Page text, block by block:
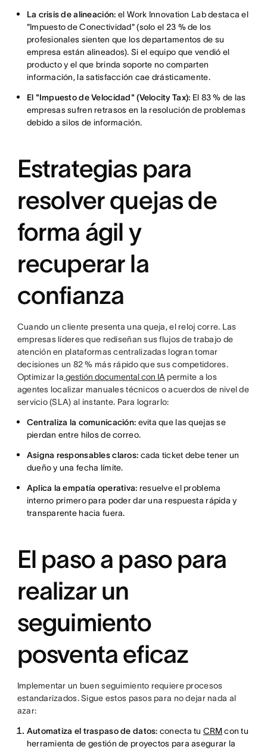
La crisis de alineación: el Work Innovation Lab destaca el
"Impuesto de Conectividad" (solo el 23 % de los
profesionales sienten que los departamentos de su
empresa están alineados). Si el equipo que vendió el
producto y el que brinda soporte no comparten
información, la satisfacción cae drásticamente.
El "Impuesto de Velocidad" (Velocity Tax): El 83 % de las
empresas sufren retrasos en la resolución de problemas
debido a silos de información.
Estrategias para
resolver quejas de
forma ágil y
recuperar la
confianza
Cuando un cliente presenta una queja, el reloj corre. Las
empresas líderes que rediseñan sus flujos de trabajo de
atención en plataformas centralizadas logran tomar
decisiones un 82 % más rápido que sus competidores.
Optimizar la gestión documental con IA permite a los
agentes localizar manuales técnicos o acuerdos de nivel de
servicio (SLA) al instante. Para lograrlo:
Centraliza la comunicación: evita que las quejas se
pierdan entre hilos de correo.
Asigna responsables claros: cada ticket debe tener un
dueño y una fecha límite.
Aplica la empatía operativa: resuelve el problema
interno primero para poder dar una respuesta rápida y
transparente hacia fuera.
El paso a paso para
realizar un
seguimiento
posventa eficaz
Implementar un buen seguimiento requiere procesos
estandarizados. Sigue estos pasos para no dejar nada al
azar:
Automatiza el traspaso de datos: conecta tuCRMcon tu
herramienta de gestión de proyectos para asegurar la